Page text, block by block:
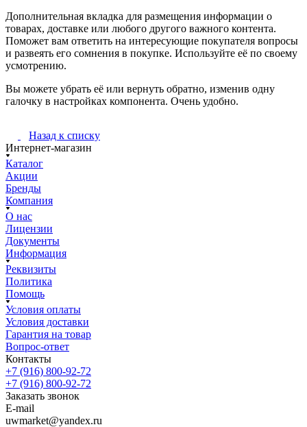
Дополнительная вкладка для размещения информации о
товарах, доставке или любого другого важного контента.
Поможет вам ответить на интересующие покупателя вопросы
и развеять его сомнения в покупке. Используйте её по своему
усмотрению.
Вы можете убрать её или вернуть обратно, изменив одну
галочку в настройках компонента. Очень удобно.
Назад к списку
Интернет-магазин
Каталог
Акции
Бренды
Компания
О нас
Лицензии
Документы
Информация
Реквизиты
Политика
Помощь
Условия оплаты
Условия доставки
Гарантия на товар
Вопрос-ответ
Контакты
+7 (916) 800-92-72
+7 (916) 800-92-72
Заказать звонок
E-mail
uwmarket@yandex.ru